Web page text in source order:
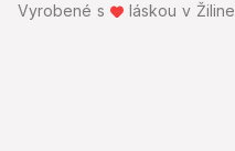
Vyrobené s láskou v Žiline